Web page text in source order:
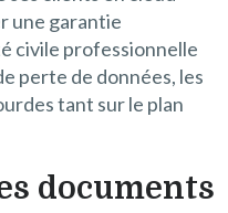
une garantie
civile professionnelle
perte de données, les
tant sur le plan
documents